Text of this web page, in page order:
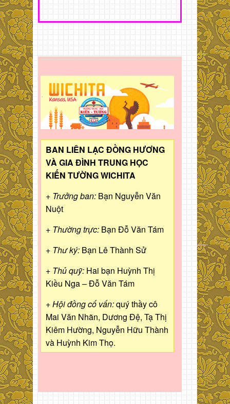
BAN LIÊN LẠC ĐỒNG HƯƠNG
VÀ GIA ĐÌNH TRUNG HỌC
KIẾN TƯỜNG WICHITA
+ Trưởng ban: Bạn Nguyễn Văn
Nuột
+ Thường trực: Bạn Đỗ Văn Tám
+ Thư ký: Bạn Lê Thành Sử
+ Thủ quỹ: Hai bạn Huỳnh Thị
Kiều Nga – Đỗ Văn Tám
+ Hội đồng cố vấn:quý thầy cô
Mai Văn Nhãn, Dương Đệ, Tạ Thị
Kiêm Hường, Nguyễn Hữu Thành
và Huỳnh Kim Thọ.